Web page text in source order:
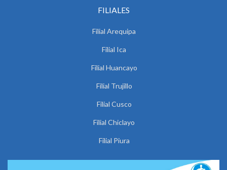
FILIALES
Filial Arequipa
Filial Ica
Filial Huancayo
Filial Trujillo
Filial Cusco
Filial Chiclayo
Filial Piura